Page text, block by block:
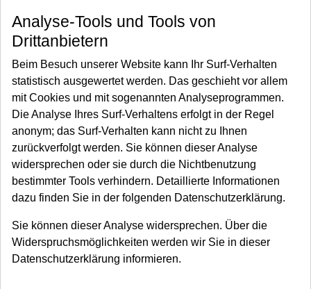
Analyse-Tools und Tools von
Drittanbietern
Beim Besuch unserer Website kann Ihr Surf-Verhalten
statistisch ausgewertet werden. Das geschieht vor allem
mit Cookies und mit sogenannten Analyseprogrammen.
Die Analyse Ihres Surf-Verhaltens erfolgt in der Regel
anonym; das Surf-Verhalten kann nicht zu Ihnen
zurückverfolgt werden. Sie können dieser Analyse
widersprechen oder sie durch die Nichtbenutzung
bestimmter Tools verhindern. Detaillierte Informationen
dazu finden Sie in der folgenden Datenschutzerklärung.
Sie können dieser Analyse widersprechen. Über die
Widerspruchsmöglichkeiten werden wir Sie in dieser
Datenschutzerklärung informieren.